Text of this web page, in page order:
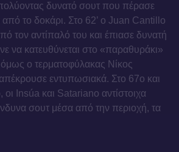
δυνατό σουτ που πέρασε
από το δοκάρι. Στο 62’ ο Juan Cantillo
τον αντίπαλό του και έπιασε δυνατή
να κατευθύνεται στο «παραθυράκι»
όμως ο τερματοφύλακας Νίκος
εντυπωσιακά. Στο 67ο και
οι Insúa και Satariano αντίστοιχα
σουτ μέσα από την περιοχή, τα